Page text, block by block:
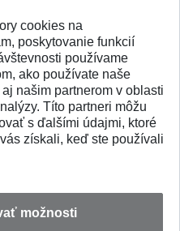
VRCH
cookies na
poskytovanie funkcií
používame
ako používate naše
našim partnerom v oblasti
Títo partneri môžu
s ďalšími údajmi, ktoré
získali, keď ste používali
možnosti